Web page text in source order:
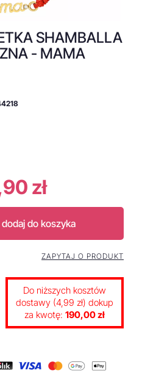
SHAMBALLA
- MAMA
zł
dodaj do koszyka
ZAPYTAJ O PRODUKT
Do niższych kosztów
dostawy (4,99 zł) dokup
za kwotę: 190,00 zł